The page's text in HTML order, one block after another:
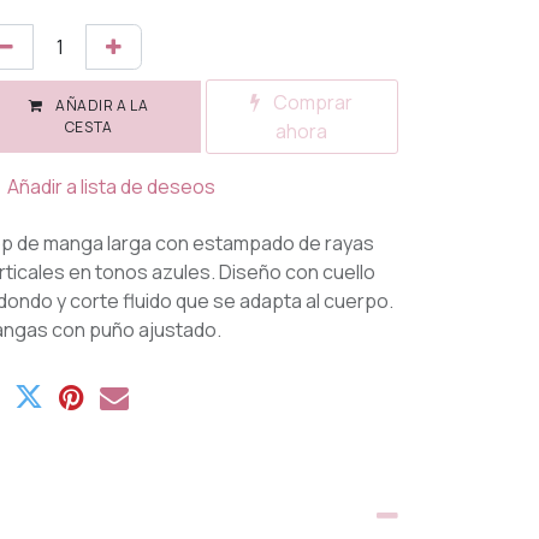
AÑADIR A LA
CESTA
Comprar
ahora
Añadir a lista de deseos
de manga larga con estampado de rayas
en tonos azules. Diseño con cuello
y corte fluido que se adapta al cuerpo.
con puño ajustado.